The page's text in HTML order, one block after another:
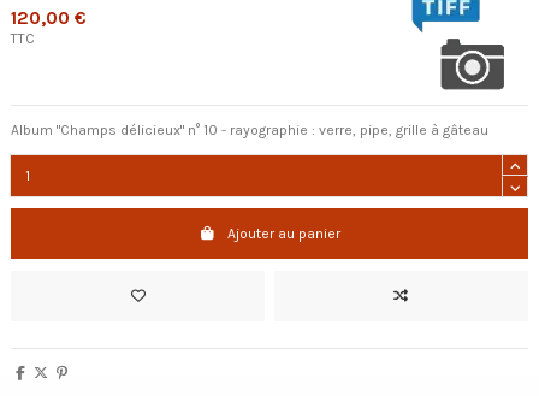
120,00 €
TTC
Album "Champs délicieux" n° 10 - rayographie : verre, pipe, grille à gâteau
Ajouter au panier